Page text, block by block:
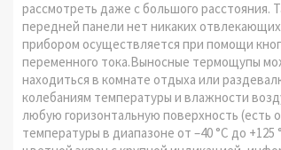
рассмотреть даже с большого
передней панели нет никаких
прибором осуществляется при помощи
переменного тока.Выносные термощупы
находиться в комнате отдыха или
колебаниям температуры и влажности
любую горизонтальную поверхность (есть
температуры в диапазоне от –40 °C до